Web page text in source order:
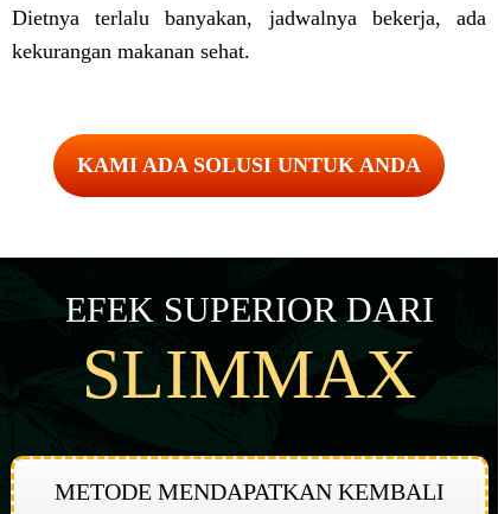
Dietnya terlalu banyakan, jadwalnya bekerja, ada
kekurangan makanan sehat.
KAMI ADA SOLUSI UNTUK ANDA
EFEK SUPERIOR DARI
SLIMMAX
METODE MENDAPATKAN KEMBALI